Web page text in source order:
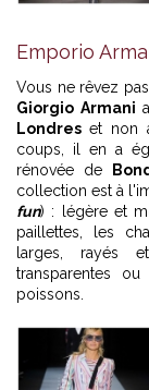
Emporio
Vous ne rêvez
Giorgio Armani
Londres et non
coups, il en a
rénovée de
collection est à
fun) : légère et
paillettes, les
larges, rayés
transparentes
poissons.